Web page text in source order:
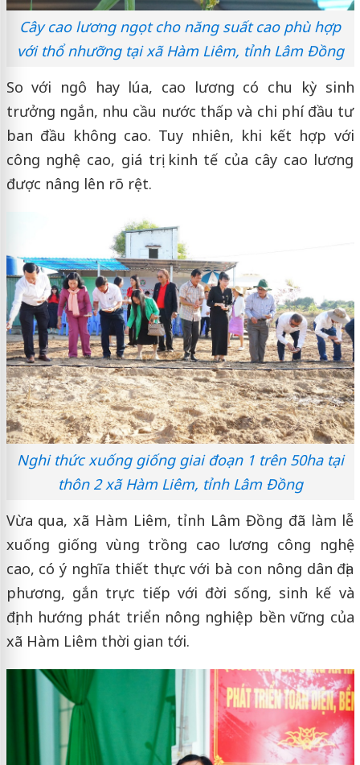
Cây cao lương ngọt cho năng suất cao phù hợp
với thổ nhưỡng tại xã Hàm Liêm, tỉnh Lâm Đồng
So với ngô hay lúa, cao lương có chu kỳ sinh
trưởng ngắn, nhu cầu nước thấp và chi phí đầu tư
ban đầu không cao. Tuy nhiên, khi kết hợp với
công nghệ cao, giá trị kinh tế của cây cao lương
được nâng lên rõ rệt.
Nghi thức xuống giống giai đoạn 1 trên 50ha tại
thôn 2 xã Hàm Liêm, tỉnh Lâm Đồng
Vừa qua, xã Hàm Liêm, tỉnh Lâm Đồng đã làm lễ
xuống giống vùng trồng cao lương công nghệ
cao, có ý nghĩa thiết thực với bà con nông dân địa
phương, gắn trực tiếp với đời sống, sinh kế và
định hướng phát triển nông nghiệp bền vững của
xã Hàm Liêm thời gian tới.